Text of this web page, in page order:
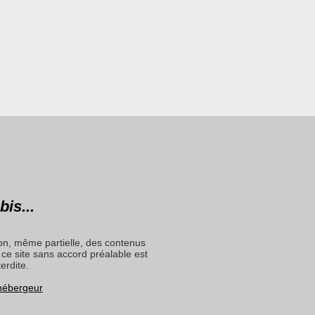
même partielle, des contenus
site sans accord préalable est